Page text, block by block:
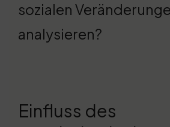
sozialen
analysieren?
Einfluss des